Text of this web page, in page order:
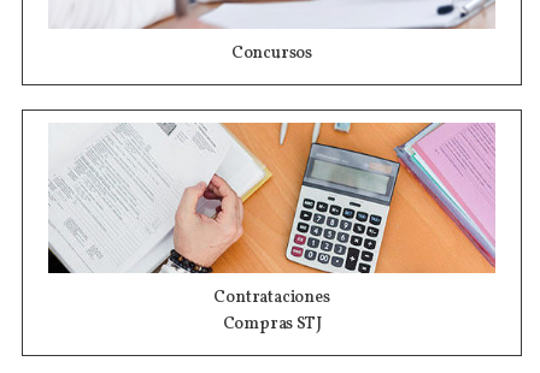
Concursos
Contrataciones
Compras STJ